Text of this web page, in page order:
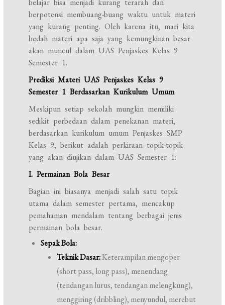
belajar bisa menjadi kurang terarah dan
berpotensi membuang-buang waktu untuk materi
yang kurang penting. Oleh karena itu, mari kita
bedah materi apa saja yang kemungkinan besar
akan muncul dalam UAS Penjaskes Kelas 9
Semester 1.
Prediksi Materi UAS Penjaskes Kelas 9
Semester 1 Berdasarkan Kurikulum Umum
Meskipun setiap sekolah mungkin memiliki
sedikit perbedaan dalam penekanan materi,
berdasarkan kurikulum umum Penjaskes SMP
Kelas 9, berikut adalah perkiraan topik-topik
yang akan diujikan dalam UAS Semester 1:
I. Permainan Bola Besar
Bagian ini biasanya menjadi salah satu topik
utama dalam semester pertama, mencakup
pemahaman mendalam tentang berbagai jenis
permainan bola besar.
Sepak Bola:
Teknik Dasar:Keterampilan mengoper
(short pass, long pass), menendang
(tendangan lurus, tendangan melengkung),
menggiring (dribbling), menyundul, merebut